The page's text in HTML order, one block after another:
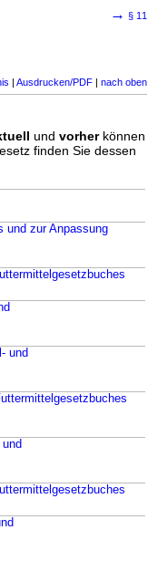
→ § 11
| Ausdrucken/PDF | nach oben
und vorherkönnen
finden Sie dessen
und zur Anpassung
und